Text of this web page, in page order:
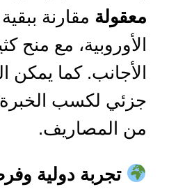
معقولة مقارنة
الأوروبية، مع منح
الأجانب. كما يمكن
جزئي لكسب
من المصاريف.
تجربة دولية